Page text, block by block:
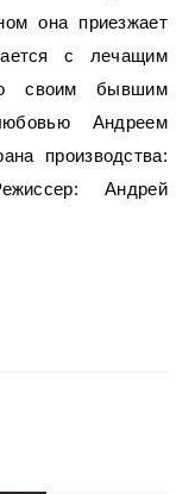
она приезжает
с лечащим
своим бывшим
Андреем
производства:
Андрей